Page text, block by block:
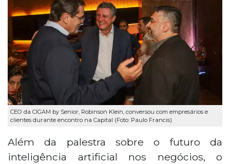
CEO da CIGAM by Senior, Robinson Klein, conversou com empresários e
clientes durante encontro na Capital (Foto: Paulo Francis)
Além da palestra sobre o futuro da
inteligência artificial nos negócios, o